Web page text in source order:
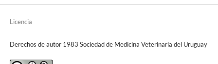
Licencia
Derechos de autor 1983 Sociedad de Medicina Veterinaria del Uruguay